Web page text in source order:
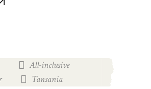
All-inclusive
Tansania